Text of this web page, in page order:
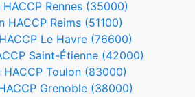
Rennes (35000)
HACCP Reims (51100)
Le Havre (76600)
Saint-Étienne (42000)
HACCP Toulon (83000)
Grenoble (38000)